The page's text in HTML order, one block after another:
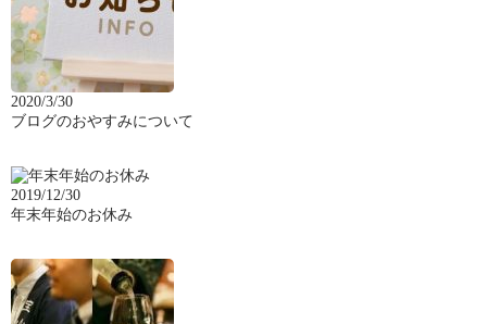
2020/3/30
ブログのおやすみについて
2019/12/30
年末年始のお休み